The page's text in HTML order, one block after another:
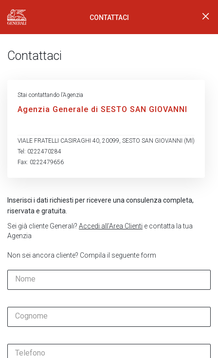
Generali Logo CONTATTACI
Contattaci
Inserisci i dati richiesti per ricevere una consulenza completa,
riservata e gratuita.
Sei già cliente Generali? Accedi all’Area Clienti e contatta la tua
Agenzia
Non sei ancora cliente? Compila il seguente form
Nome
Cognome
Telefono
Stai contattando l’Agenzia
Agenzia Generale di SESTO SAN GIOVANNI
VIALE FRATELLI CASIRAGHI 40, 20099, SESTO SAN GIOVANNI (MI)
Tel: 0222470284
Fax: 0222479656